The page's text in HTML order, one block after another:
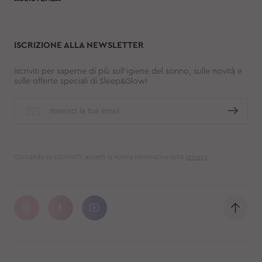
ISCRIZIONE ALLA NEWSLETTER
Iscriviti per saperne di più sull'igiene del sonno, sulle novità e
sulle offerte speciali di Sleep&Glow!
Cliccando su ISCRIVITI, accetti la nostra informativa sulla privacy